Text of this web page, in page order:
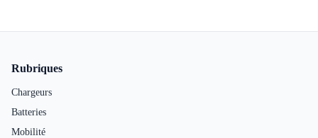
Rubriques
Chargeurs
Batteries
Mobilité